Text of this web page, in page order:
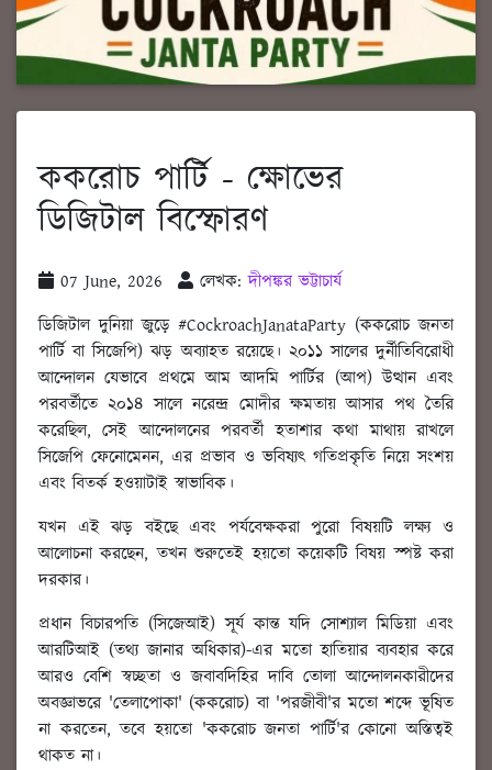
ককরোচ পার্টি - ক্ষোভের
ডিজিটাল বিস্ফোরণ
07 June, 2026 লেখক:দীপঙ্কর ভট্টাচার্য
ডিজিটাল দুনিয়া জুড়ে #CockroachJanataParty (ককরোচ জনতা
পার্টি বা সিজেপি) ঝড় অব্যাহত রয়েছে। ২০১১ সালের দুর্নীতিবিরোধী
আন্দোলন যেভাবে প্রথমে আম আদমি পার্টির (আপ) উত্থান এবং
পরবর্তীতে ২০১৪ সালে নরেন্দ্র মোদীর ক্ষমতায় আসার পথ তৈরি
করেছিল, সেই আন্দোলনের পরবর্তী হতাশার কথা মাথায় রাখলে
সিজেপি ফেনোমেনন, এর প্রভাব ও ভবিষ্যৎ গতিপ্রকৃতি নিয়ে সংশয়
এবং বিতর্ক হওয়াটাই স্বাভাবিক।
যখন এই ঝড় বইছে এবং পর্যবেক্ষকরা পুরো বিষয়টি লক্ষ্য ও
আলোচনা করছেন, তখন শুরুতেই হয়তো কয়েকটি বিষয় স্পষ্ট করা
দরকার।
প্রধান বিচারপতি (সিজেআই) সূর্য কান্ত যদি সোশ্যাল মিডিয়া এবং
আরটিআই (তথ্য জানার অধিকার)-এর মতো হাতিয়ার ব্যবহার করে
আরও বেশি স্বচ্ছতা ও জবাবদিহির দাবি তোলা আন্দোলনকারীদের
অবজ্ঞাভরে 'তেলাপোকা' (ককরোচ) বা 'পরজীবী'র মতো শব্দে ভূষিত
না করতেন, তবে হয়তো 'ককরোচ জনতা পার্টি'র কোনো অস্তিত্বই
থাকত না।